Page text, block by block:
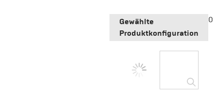
Gewählte
Produktkonfiguration
0